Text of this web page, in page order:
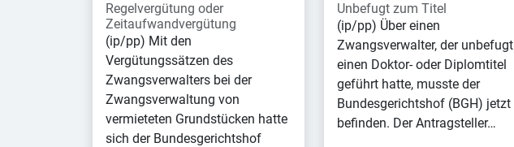
Regelvergütung oder
Zeitaufwandvergütung
(ip/pp) Mit den
Vergütungssätzen des
Zwangsverwalters bei der
Zwangsverwaltung von
vermieteten Grundstücken hatte
sich der Bundesgerichtshof
Unbefugt zum Titel
(ip/pp) Über einen
Zwangsverwalter, der unbefugt
einen Doktor- oder Diplomtitel
geführt hatte, musste der
Bundesgerichtshof (BGH) jetzt
befinden. Der Antragsteller…